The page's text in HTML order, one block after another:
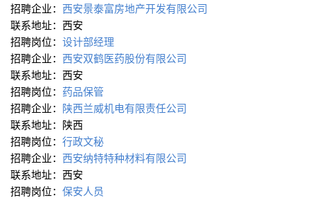
招聘企业： 西安景泰富房地产开发有限公司
联系地址：西安
招聘岗位： 设计部经理
招聘企业： 西安双鹤医药股份有限公司
联系地址：西安
招聘岗位： 药品保管
招聘企业： 陕西兰威机电有限责任公司
联系地址：陕西
招聘岗位： 行政文秘
招聘企业： 西安纳特特种材料有限公司
联系地址：西安
招聘岗位： 保安人员